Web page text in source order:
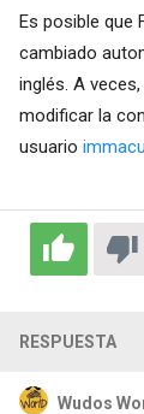
Es posible que
cambiado
inglés. A
modificar la
usuario
RESPUESTA
Wudos